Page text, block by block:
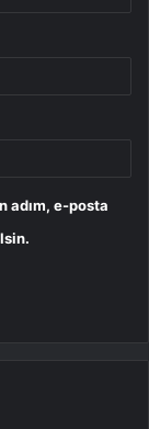
adım, e-posta